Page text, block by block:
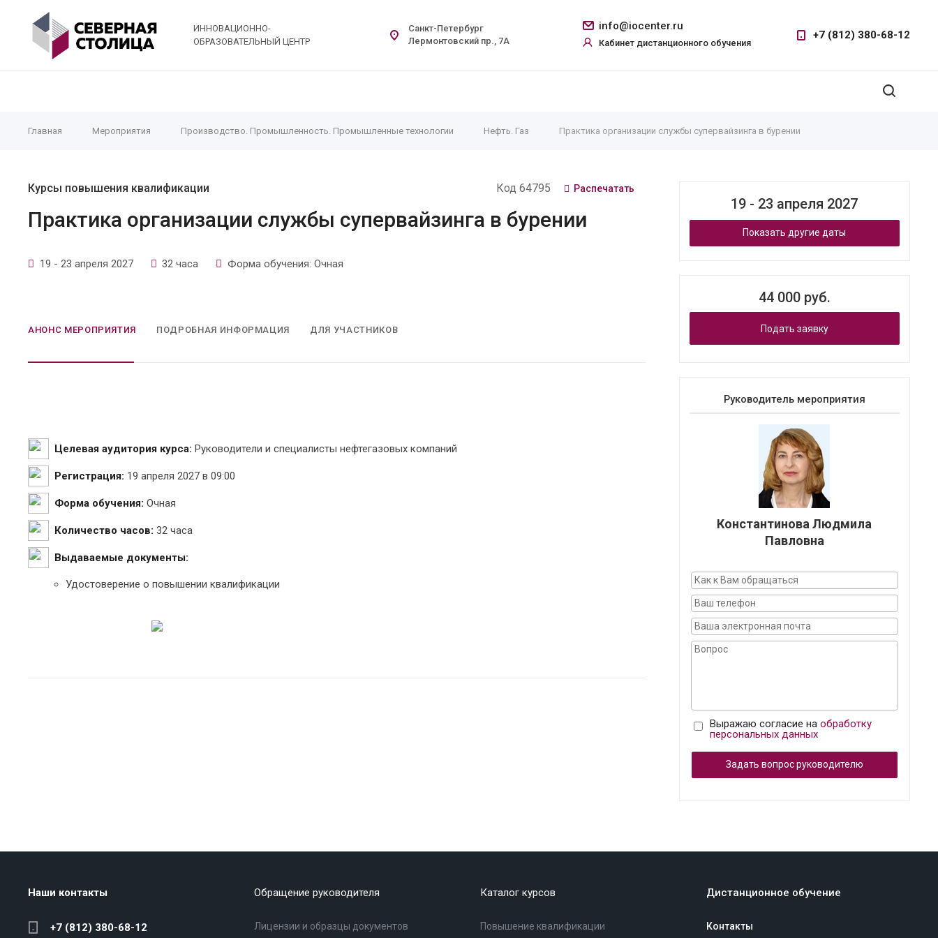
ИННОВАЦИОННО-
ОБРАЗОВАТЕЛЬНЫЙ ЦЕНТР
info@iocenter.ru
Кабинет дистанционного обучения
+7 (812) 380-68-12
Санкт-Петербург
Лермонтовский пр., 7А
Главная Мероприятия Производство. Промышленность. Промышленные технологии Нефть. Газ Практика организации службы супервайзинга в бурении
Курсы повышения квалификации Код 64795 Распечатать
Практика организации службы супервайзинга в бурении
19 - 23 апреля 2027 32 часа Форма обучения: Очная
АНОНС МЕРОПРИЯТИЯ ПОДРОБНАЯ ИНФОРМАЦИЯ ДЛЯ УЧАСТНИКОВ
Целевая аудитория курса: Руководители и специалисты нефтегазовых компаний
Регистрация: 19 апреля 2027 в 09:00
Форма обучения: Очная
Количество часов: 32 часа
Выдаваемые документы:
Удостоверение о повышении квалификации
19 - 23 апреля 2027
Показать другие даты
44 000 руб.
Подать заявку
Руководитель мероприятия
Константинова Людмила
Павловна
Выражаю согласие на обработку
персональных данных
Задать вопрос руководителю
Наши контакты
+7 (812) 380-68-12
Обращение руководителя
Лицензии и образцы документов
Каталог курсов
Повышение квалификации
Дистанционное обучение
Контакты